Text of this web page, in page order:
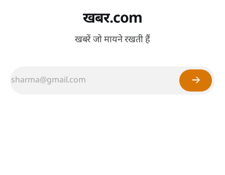
खबर.com
खबरें जो मायने रखती हैं